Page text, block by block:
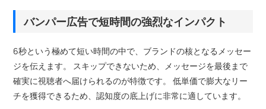
バンパー広告で短時間の強烈なインパクト
6秒という極めて短い時間の中で、ブランドの核となるメッセー
ジを伝えます。 スキップできないため、メッセージを最後まで
確実に視聴者へ届けられるのが特徴です。 低単価で膨大なリー
チを獲得できるため、認知度の底上げに非常に適しています。